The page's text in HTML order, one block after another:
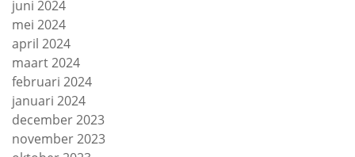
juni 2024
mei 2024
april 2024
maart 2024
februari 2024
januari 2024
december 2023
november 2023